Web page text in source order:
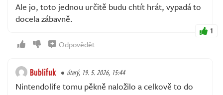
Ale jo, toto jednou určitě budu chtít hrát, vypadá to
docela zábavně.
1
Odpovědět
Bublifuk úterý, 19. 5. 2026, 15:44
Nintendolife tomu pěkně naložilo a celkově to do